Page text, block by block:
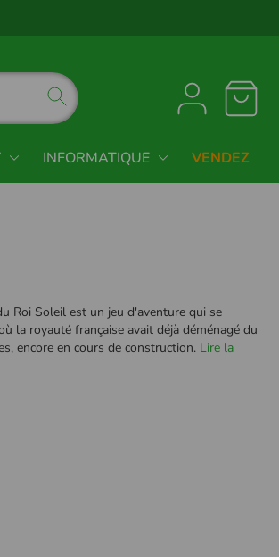
INFORMATIQUE VENDEZ
Roi Soleil est un jeu d'aventure qui se
la royauté française avait déjà déménagé du
encore en cours de construction. Lire la